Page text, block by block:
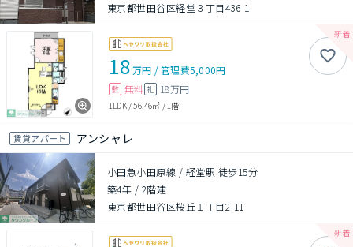
東京都世田谷区経堂３丁目436-1
18万円 /管理費5,000円
敷 無料 礼 18万円
1LDK/56.46㎡ /1階
賃貸アパート アンシャレ
小田急小田原線 / 経堂駅 徒歩15分
築4年 / 2階建
東京都世田谷区桜丘１丁目2-11